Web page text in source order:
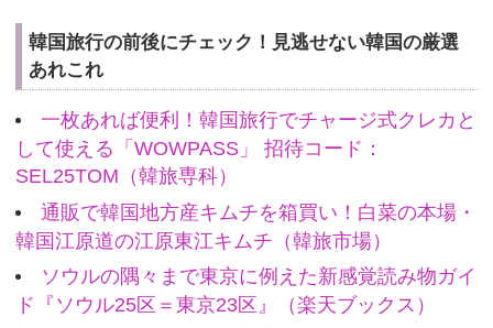
韓国旅行の前後にチェック！見逃せない韓国の厳選
あれこれ
一枚あれば便利！韓国旅行でチャージ式クレカと
して使える「WOWPASS」 招待コード：
SEL25TOM（韓旅専科）
通販で韓国地方産キムチを箱買い！白菜の本場・
韓国江原道の江原東江キムチ（韓旅市場）
ソウルの隅々まで東京に例えた新感覚読み物ガイ
ド『ソウル25区＝東京23区』（楽天ブックス）